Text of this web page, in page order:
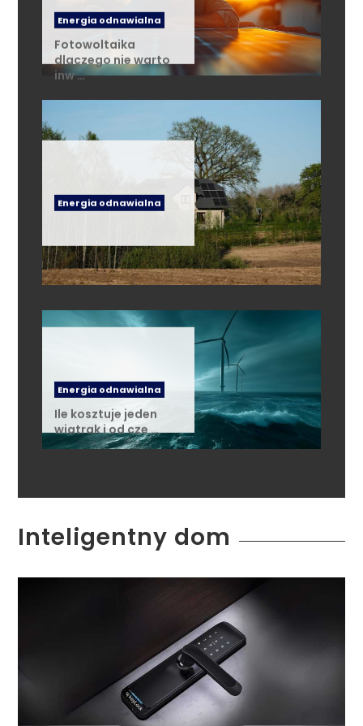
Energia odnawialna
Fotowoltaika
dlaczego nie warto
inw …
Energia odnawialna
Energia odnawialna
Ile kosztuje jeden
wiatrak i od cze …
Inteligentny dom